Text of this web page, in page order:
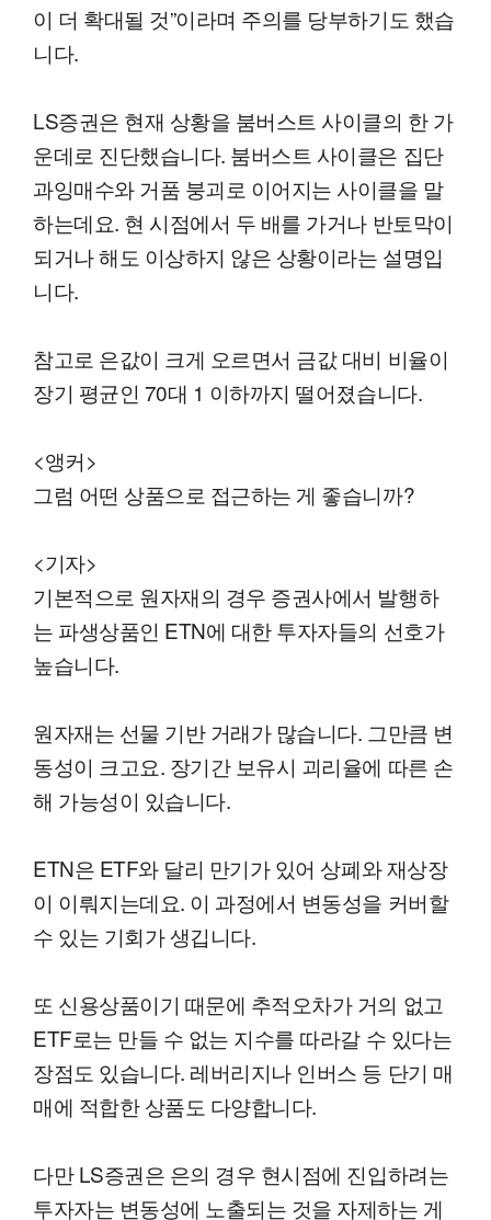
이 더 확대될 것”이라며 주의를 당부하기도 했습
니다.
LS증권은 현재 상황을 붐버스트 사이클의 한 가
운데로 진단했습니다. 붐버스트 사이클은 집단
과잉매수와 거품 붕괴로 이어지는 사이클을 말
하는데요. 현 시점에서 두 배를 가거나 반토막이
되거나 해도 이상하지 않은 상황이라는 설명입
니다.
참고로 은값이 크게 오르면서 금값 대비 비율이
장기 평균인 70대 1 이하까지 떨어졌습니다.
<앵커>
그럼 어떤 상품으로 접근하는 게 좋습니까?
<기자>
기본적으로 원자재의 경우 증권사에서 발행하
는 파생상품인 ETN에 대한 투자자들의 선호가
높습니다.
원자재는 선물 기반 거래가 많습니다. 그만큼 변
동성이 크고요. 장기간 보유시 괴리율에 따른 손
해 가능성이 있습니다.
ETN은 ETF와 달리 만기가 있어 상폐와 재상장
이 이뤄지는데요. 이 과정에서 변동성을 커버할
수 있는 기회가 생깁니다.
또 신용상품이기 때문에 추적오차가 거의 없고
ETF로는 만들 수 없는 지수를 따라갈 수 있다는
장점도 있습니다. 레버리지나 인버스 등 단기 매
매에 적합한 상품도 다양합니다.
다만 LS증권은 은의 경우 현시점에 진입하려는
투자자는 변동성에 노출되는 것을 자제하는 게